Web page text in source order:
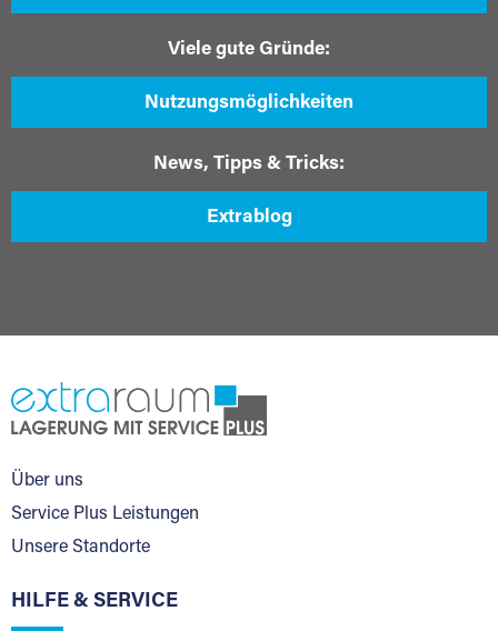
Viele gute Gründe:
Nutzungsmöglichkeiten
News, Tipps & Tricks:
Extrablog
Über uns
Service Plus Leistungen
Unsere Standorte
HILFE & SERVICE